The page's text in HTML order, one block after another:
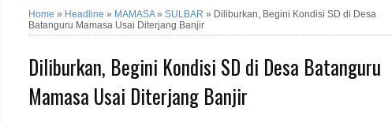
Home » Headline » MAMASA» SULBAR » Diliburkan, Begini Kondisi SD di Desa
Batanguru Mamasa Usai Diterjang Banjir
Diliburkan, Begini Kondisi SD di Desa Batanguru
Mamasa Usai Diterjang Banjir